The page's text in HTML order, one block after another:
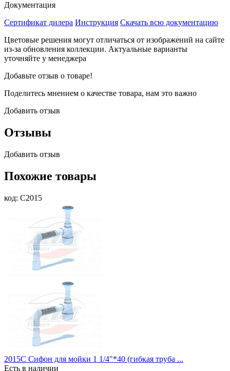
Документация
Сертификат дилера Инструкция Скачать всю документацию
Цветовые решения могут отличаться от изображений на сайте
из-за обновления коллекции. Актуальные варианты
уточняйте у менеджера
Добавьте отзыв о товаре!
Поделитесь мнением о качестве товара, нам это важно
Добавить отзыв
Отзывы
Добавить отзыв
Похожие товары
код: C2015
2015C Сифон для мойки 1 1/4"*40 (гибкая труба ...
Есть в наличии